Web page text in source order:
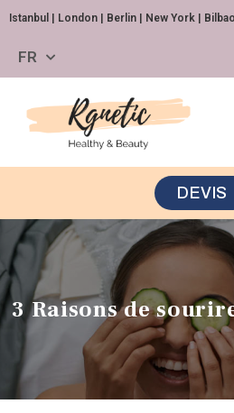
Istanbul | London | Berlin | New York |
FR
DEVIS
3 Raisons de